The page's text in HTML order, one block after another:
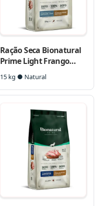
Ração Seca Bionatural
Prime Light Frango
para Cães Castrados
Porte Médio e Grande
15 kg ● Natural